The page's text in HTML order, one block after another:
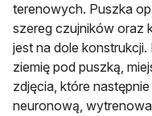
terenowych. Puszka
szereg czujników oraz
jest na dole konstrukcji.
ziemię pod puszką,
zdjęcia, które
neuronową,